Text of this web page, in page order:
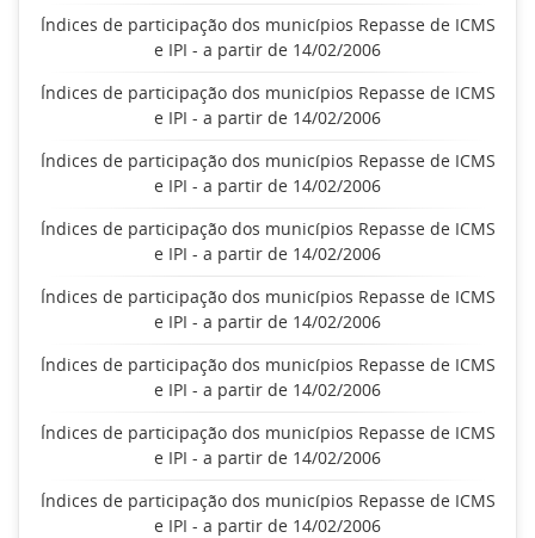
Índices de participação dos municípios Repasse de ICMS
e IPI - a partir de 14/02/2006
Índices de participação dos municípios Repasse de ICMS
e IPI - a partir de 14/02/2006
Índices de participação dos municípios Repasse de ICMS
e IPI - a partir de 14/02/2006
Índices de participação dos municípios Repasse de ICMS
e IPI - a partir de 14/02/2006
Índices de participação dos municípios Repasse de ICMS
e IPI - a partir de 14/02/2006
Índices de participação dos municípios Repasse de ICMS
e IPI - a partir de 14/02/2006
Índices de participação dos municípios Repasse de ICMS
e IPI - a partir de 14/02/2006
Índices de participação dos municípios Repasse de ICMS
e IPI - a partir de 14/02/2006